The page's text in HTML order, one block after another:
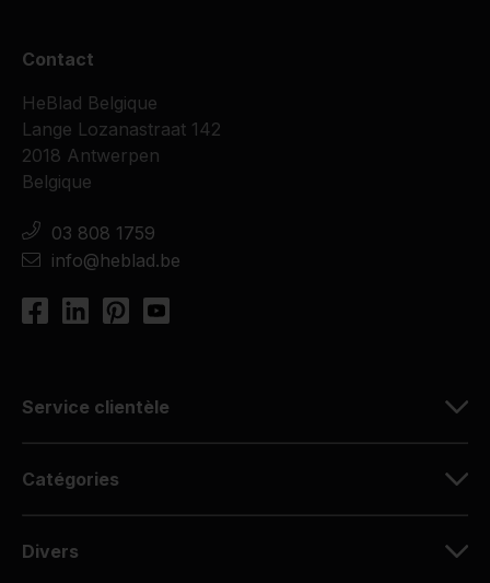
Contact
HeBlad Belgique
Lange Lozanastraat 142
2018 Antwerpen
Belgique
03 808 1759
info@heblad.be
Service clientèle
Catégories
Divers